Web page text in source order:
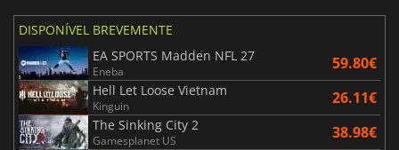
DISPONÍVEL BREVEMENTE
EA SPORTS Madden NFL 27
Eneba 59.80€
Hell Let Loose Vietnam
Kinguin 26.11€
The Sinking City 2
Gamesplanet US 38.98€